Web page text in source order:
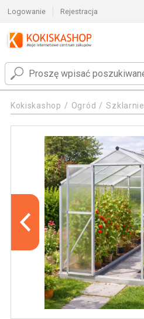
Logowanie Rejestracja
Kokiskashop Ogród Szklarnie